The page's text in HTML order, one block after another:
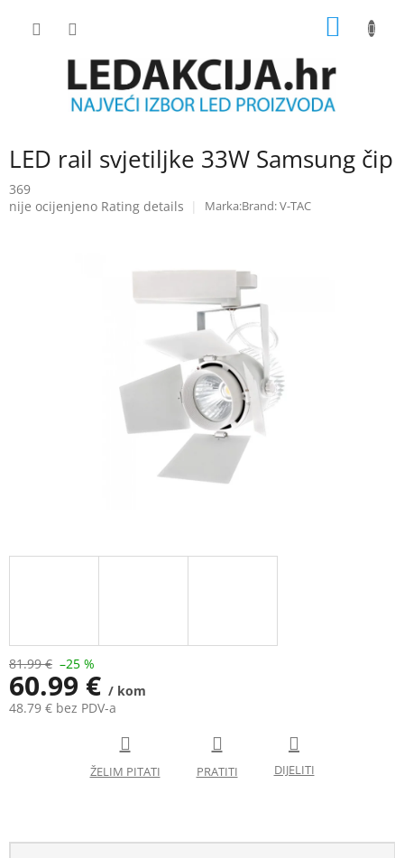
LED rail svjetiljke 33W Samsung čip
369
The
nije ocijenjeno Rating details Brand:V-TAC
81.99 € –25 %
60.99 € / kom
48.79 € bez PDV-a